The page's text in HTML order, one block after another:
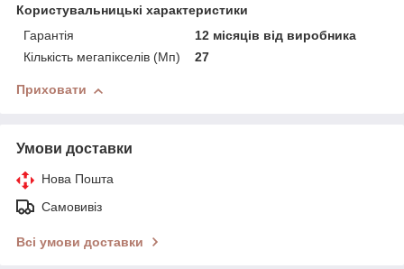
Користувальницькі характеристики
Гарантія
12 місяців від виробника
Кількість мегапікселів (Мп)
27
Приховати
Умови доставки
Нова Пошта
Самовивіз
Всі умови доставки